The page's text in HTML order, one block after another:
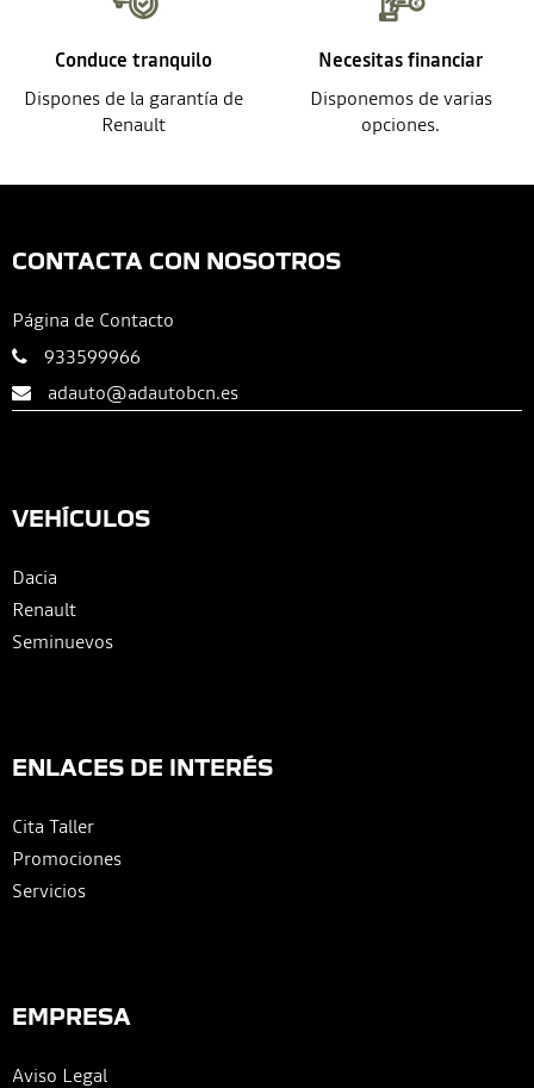
Conduce tranquilo
Dispones de la garantía de
Renault
Necesitas financiar
Disponemos de varias
opciones.
CONTACTA CON NOSOTROS
Página de Contacto
933599966
adauto@adautobcn.es
VEHÍCULOS
Dacia
Renault
Seminuevos
ENLACES DE INTERÉS
Cita Taller
Promociones
Servicios
EMPRESA
Aviso Legal